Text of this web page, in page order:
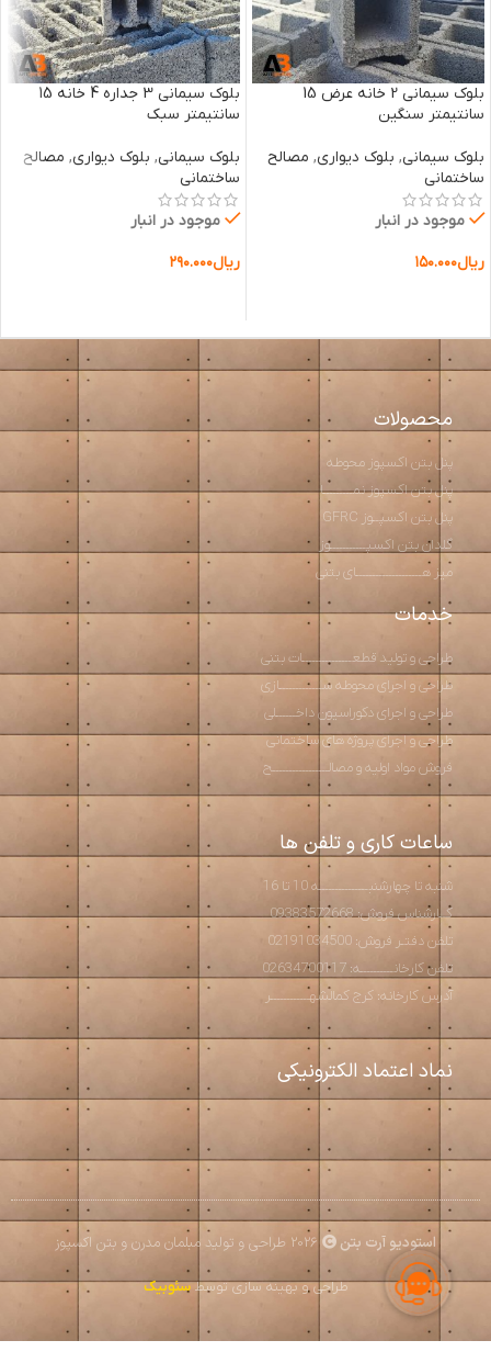
بلوک سیمانی 2 خانه عرض 15
سانتیمتر سنگین
بلوک سیمانی, بلوک دیواری, مصالح
ساختمانی
موجود در انبار
ریال۱۵۰.۰۰۰
بلوک سیمانی 3 جداره 4 خانه 15
سانتیمتر سبک
بلوک سیمانی, بلوک دیواری, مصالح
ساختمانی
موجود در انبار
ریال۲۹۰.۰۰۰
محصولات
پنل بتن اکسپوز محوطه
پنل بتن اکسپوز نمـــــــــا
پنل بتن اکسپــوز GFRC
گلدان بتن اکسپـــــــــــوز
میز هــــــــــــــــــــای بتنی
خدمات
طراحی و تولید قطعـــــــــــــــات بتنی
طراحی و اجرای محوطه ســـــــــــــازی
طراحی و اجرای دکوراسیون داخــــــلی
طراحی و اجرای پروژه های ساختمانی
فروش مواد اولیه و مصالـــــــــــــــــح
ساعات کاری و تلفن ها
شنبه تا چهارشنبـــــــــــــــه 10 تا 16
کــارشناس فروش: 09383572668
تلفن دفتـر فروش: 02191034500
تلفن کارخانــــــــــه: 02634700117
آدرس کارخانه: کرج کمالشهــــــــــــر
نماد اعتماد الکترونیکی
استودیو آرت بتن
طراحی و بهینه سازی توسطسئوبیک